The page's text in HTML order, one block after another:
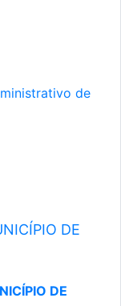
de
DE
DE